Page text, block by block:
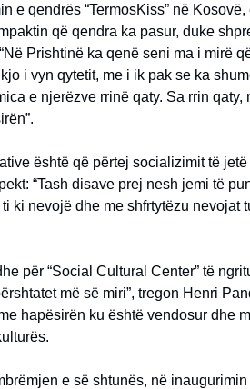
e qendrës “TermosKiss” në Kosovë,
që qendra ka pasur, duke
Prishtinë ka qenë seni ma i mirë
i vyn qytetit, me i ik pak se ka
e njerëzve rrinë qaty. Sa rrin qaty,
është që përtej socializimit të
“Tash disave prej nesh jemi të
ki nevojë dhe me shfrtytëzu nevojat
për “Social Cultural Center” të
më së miri”, tregon Henri
hapësirën ku është vendosur dhe
e së shtunës, në